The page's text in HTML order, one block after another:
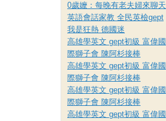
0歲嬤：每晚有老夫婦來聊天
英語會話家教 全民英檢gept
我是狂熱 德國迷
高雄學英文 gept初級 富偉國
際獅子會 陳阿杉接棒
高雄學英文 gept初級 富偉國
際獅子會 陳阿杉接棒
高雄學英文 gept初級 富偉國
際獅子會 陳阿杉接棒
高雄學英文 gept初級 富偉國